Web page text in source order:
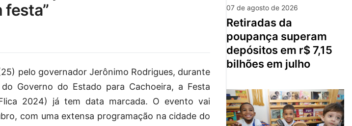
festa”
pelo governador Jerônimo Rodrigues, durante
Governo do Estado para Cachoeira, a Festa
2024) já tem data marcada. O evento vai
com uma extensa programação na cidade do
07 de agosto de 2026
retiradas da
poupança superam
depósitos em r$ 7,15
bilhões em julho